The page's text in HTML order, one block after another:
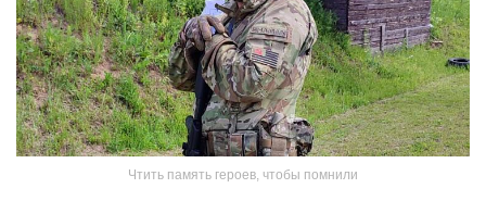
Чтить память героев, чтобы помнили